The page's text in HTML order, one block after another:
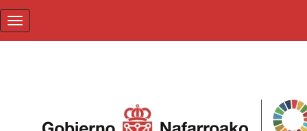
Pasar
al
contenido
Toggle navigation